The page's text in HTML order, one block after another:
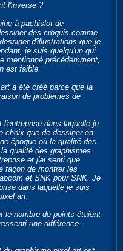
l'inverse ?
à pachislot de
des croquis comme
d'illustrations que je
je suis quelqu'un qui
mentionné précédemment,
est faible.
a été créé parce que la
de problèmes de
dans laquelle je
choix que de dessiner en
époque où la qualité des
qualité des graphismes.
et j'ai senti que
façon de montrer les
et SNK pour SNK. Je
dans laquelle je suis
art.
le nombre de points étaient
une différence.